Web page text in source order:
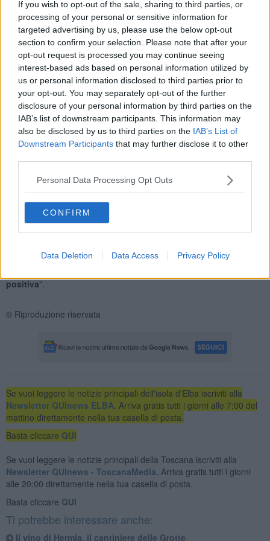
If you wish to opt-out of the sale, sharing to third parties, or
processing of your personal or sensitive information for
targeted advertising by us, please use the below opt-out
section to confirm your selection. Please note that after your
opt-out request is processed you may continue seeing
interest-based ads based on personal information utilized by
us or personal information disclosed to third parties prior to
your opt-out. You may separately opt-out of the further
disclosure of your personal information by third parties on the
IAB’s list of downstream participants. This information may
also be disclosed by us to third parties on the IAB’s List of
Downstream Participants that may further disclose it to other
Personal Data Processing Opt Outs
CONFIRM
Data Deletion Data Access Privacy Policy
2017 ha dunque prodottoun altro primato, almeno per l'isola
d'Elba, in attesa di poter controllare quello che sta accadendo nel
resto della Toscana.
Gli orari della vendemmia, per ora, ovviamente sono quelli più
lontani dal sole pieno, subito dopo l'alba e poco prima del tramonto,
ma molte cassette sono state già riempite e portate in cantina. "Il
rischio, soprattutto per i bianchi, è quello di vedersalire troppo la
gradazione alcoolica", ci ha spiegato Dimitri Galletti dell'azienda
agricola Montefabbrello. Quindi aumentano i controlli in vigna, svolti
ormai quotidianamente dai produttori, per capire quale sia il
momento più adatto per vendemmiare ed avviare le procedure di
vinificazione delle singole uve. Unlavoro fatto a scaglioni,
settimana di settembre.
Mache annata saràquesta del 2017? I produttori non hanno
un alto profilo qualitativo. Certo, non avremo i numeri del 2016, ma
positiva".
© Riproduzione riservata
Se vuoi leggere le notizie principali dell'isola d'Elba iscriviti alla
Newsletter QUInews ELBA. Arriva gratis tutti i giorni alle 7:00 del
mattino direttamente nella tua casella di posta.
Basta cliccare QUI
Se vuoi leggere le notizie principali della Toscana iscriviti alla
Newsletter QUInews - ToscanaMedia. Arriva gratis tutti i giorni
alle 20:00 direttamente nella tua casella di posta.
Basta cliccare QUI
Ti potrebbe interessare anche:
Il vino di Hermia, il cantiniere delle Grotte